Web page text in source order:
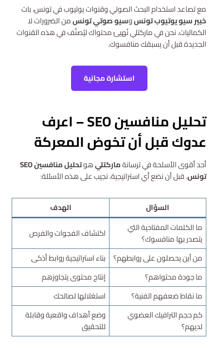
مع تصاعد استخدام البحث الصوتي وقنوات يوتيوب في تونس، بات
خبير سيو يوتيوب تونسوسيو صوتي تونسمن الضرورات لا
الكماليات. نحن في ماركتلي نُهيئ محتواك ليُصنَّف في هذه القنوات
الجديدة قبل أن يسبقك منافسوك.
استشارة مجانية
تحليل منافسين SEO – اعرف
عدوك قبل أن تخوض المعركة
أحد أقوى الأسلحة في ترسانةماركتليهو
تحليل منافسين SEO
تونس. قبل أن نضع أي استراتيجية، نجيب على هذه الأسئلة:
السؤال
الهدف
ما الكلمات المفتاحية التي
يتصدر بها منافسوك؟
اكتشاف الفجوات والفرص
من أين يحصلون على روابطهم؟ بناء استراتيجية روابط أذكى
ما جودة محتواهم؟
إنتاج محتوى يتجاوزهم
ما نقاط ضعفهم الفنية؟
استغلالها لصالحك
كم حجم الترافيك العضوي
لديهم؟
وضع أهداف واقعية وقابلة
للتحقيق